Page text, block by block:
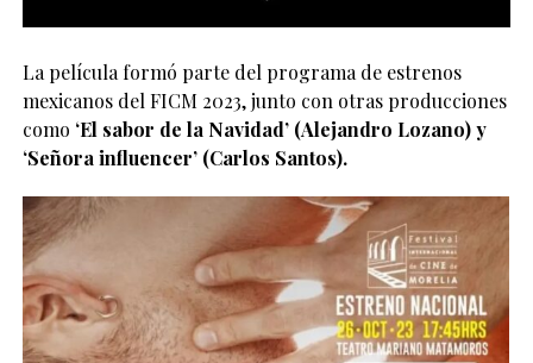
La película formó parte del programa de estrenos
mexicanos del FICM 2023, junto con otras producciones
como ‘El sabor de la Navidad’ (Alejandro Lozano) y
‘Señora influencer’ (Carlos Santos).